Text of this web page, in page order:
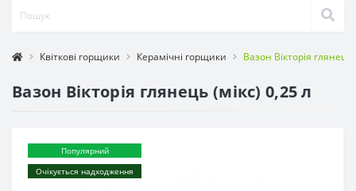
Квіткові горщики Керамічні горщики Вазон Вікторія глянець
Вазон Вікторія глянець (мікс) 0,25 л
Популярний
Очікується надходження